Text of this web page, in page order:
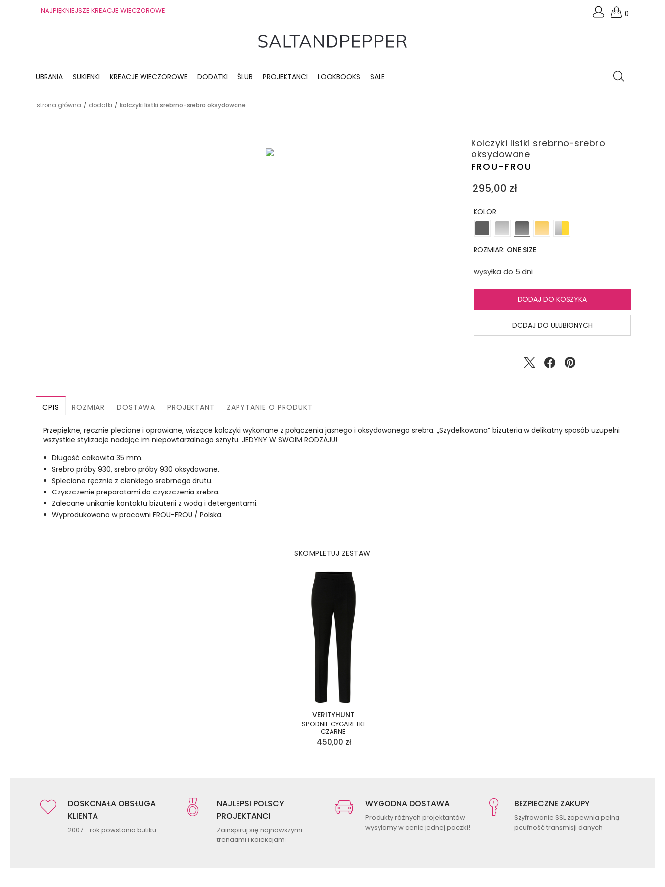
NAJPIĘKNIEJSZE KREACJE WIECZOROWE 0
UBRANIA SUKIENKI KREACJE WIECZOROWE DODATKI ŚLUB PROJEKTANCI LOOKBOOKS SALE
strona główna / dodatki / kolczyki listki srebrno-srebro oksydowane
Kolczyki listki srebrno-srebro
oksydowane
FROU-FROU
295,00 zł
KOLOR
ROZMIAR: ONE SIZE
wysyłka do 5 dni
DODAJ DO KOSZYKA
DODAJ DO ULUBIONYCH
OPIS ROZMIAR DOSTAWA PROJEKTANT ZAPYTANIE O PRODUKT
Przepiękne, ręcznie plecione i oprawiane, wiszące kolczyki wykonane z połączenia jasnego i oksydowanego srebra. „Szydełkowana” biżuteria w delikatny sposób uzupełni
wszystkie stylizacje nadając im niepowtarzalnego sznytu. JEDYNY W SWOIM RODZAJU!
Długość całkowita 35 mm.
Srebro próby 930, srebro próby 930 oksydowane.
Splecione ręcznie z cienkiego srebrnego drutu.
Czyszczenie preparatami do czyszczenia srebra.
Zalecane unikanie kontaktu biżuterii z wodą i detergentami.
Wyprodukowano w pracowni FROU-FROU / Polska.
SKOMPLETUJ ZESTAW
VERITYHUNT
SPODNIE CYGARETKI
CZARNE
450,00 zł
DOSKONAŁA OBSŁUGA
KLIENTA
2007 - rok powstania butiku
NAJLEPSI POLSCY
PROJEKTANCI
Zainspiruj się najnowszymi
trendami i kolekcjami
WYGODNA DOSTAWA
Produkty różnych projektantów
wysyłamy w cenie jednej paczki!
BEZPIECZNE ZAKUPY
Szyfrowanie SSL zapewnia pełną
poufność transmisji danych